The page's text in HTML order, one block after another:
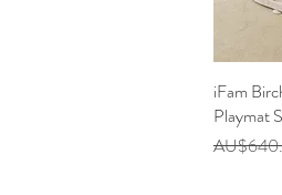
iFam
Playmat
一般價格